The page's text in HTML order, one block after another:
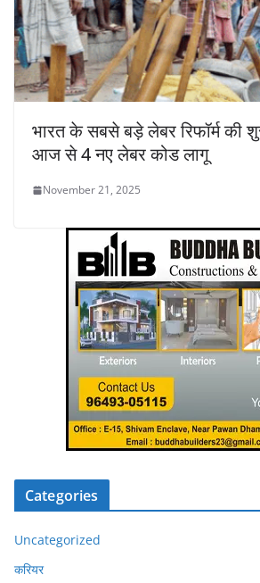
भारत के सबसे बड़े लेबर रिफॉर्म
आज से 4 नए लेबर कोड लागू
November 21, 2025
Categories
Uncategorized
करियर